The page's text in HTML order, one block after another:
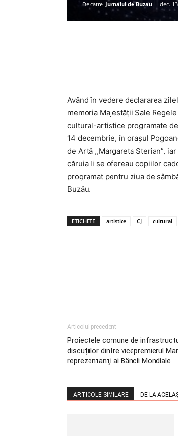
De catre Jurnalul de Buzau - dec.
Având în vedere declararea
memoria Majestății Sale
cultural-artistice programate
14 decembrie, în orașul
de Artă ,,Margareta Sterian”,
căruia li se ofereau copiilor
programat pentru ziua de
Buzău.
ETICHETE artistice CJ cultural
Articolul precedent
Proiectele comune de
discuțiilor dintre vicepremierul
reprezentanţi ai Băncii Mondiale
ARTICOLE SIMILARE DE LA